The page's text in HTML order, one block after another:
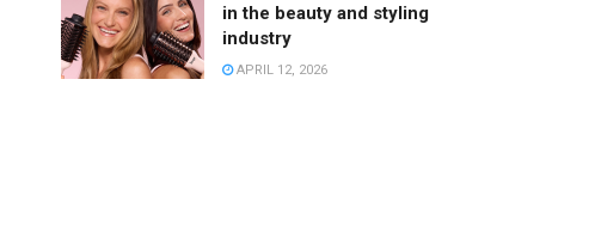
in the beauty and styling
industry
APRIL 12, 2026